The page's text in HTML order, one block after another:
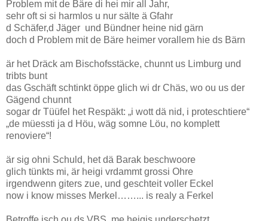
Problem mit de Bäre di hei mir all Jahr,
sehr oft si si harmlos u nur sälte ä Gfahr
d Schäfer,d Jäger und Bündner heine nid gärn
doch d Problem mit de Bäre heimer vorallem hie ds Bärn
är het Dräck am Bischofsstäcke, chunnt us Limburg und
tribts bunt
das Gschäft schtinkt öppe glich wi dr Chäs, wo ou us der
Gägend chunnt
sogar dr Tüüfel het Respäkt: „i wott dä nid, i proteschtiere“
„de müessti ja d Höu, wäg somne Löu, no komplett
renoviere“!
är sig ohni Schuld, het dä Barak beschwoore
glich tünkts mi, är heigi vrdammt grossi Ohre
irgendwenn giters zue, und geschteit voller Eckel
now i know misses Merkel……... is realy a Ferkel